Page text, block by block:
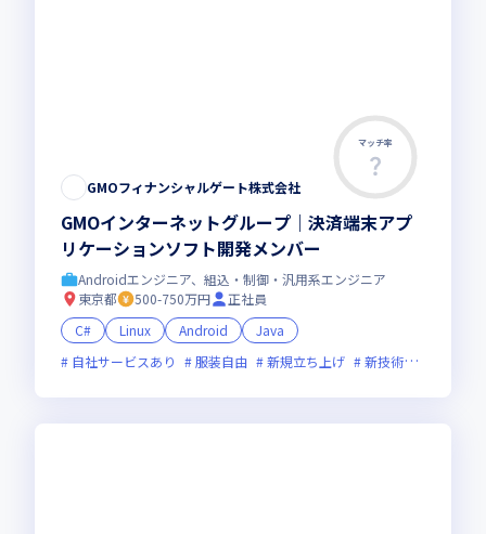
マッチ率
GMOフィナンシャルゲート株式会社
GMOインターネットグループ｜決済端末アプ
リケーションソフト開発メンバー
Androidエンジニア、組込・制御・汎用系エンジニア
東京都
500-750万円
正社員
C#
Linux Android
Java
自社サービスあり
服装自由 新規立ち上げ 新技術に積極的